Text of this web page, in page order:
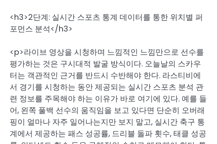
<h3>2단계: 실시간 스포츠 통계 데이터를 통한 위치별 퍼
포먼스 분석</h3>
<p>라이브 영상을 시청하며 느낌적인 느낌만으로 선수를
평가하는 것은 구시대적 발굴 방식이다. 오늘날의 스카우
터는 객관적인 근거를 반드시 수반해야 한다. 라스티비에
서 경기를 시청하는 동안 제공되는 실시간 스포츠 분석 관
련 정보를 주목해야 하는 이유가 바로 여기에 있다. 예를 들
어, 왼쪽 풀백 선수의 움직임을 보고 있다면 단순히 오버래
핑이 얼마나 자주 일어나는지만 보지 말고, 실시간 축구 통
계에서 제공하는 패스 성공률, 드리블 돌파 횟수, 태클 성공